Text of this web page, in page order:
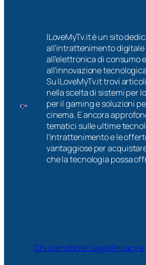
ILoveMyTv.it è un sito
all’intrattenimento
all’elettronica di consumo e
all’innovazione
Su ILoveMyTv.it trovi
nella scelta di sistemi per
per il gaming e soluzioni
cinema. E ancora
tematici sulle ultime
l’intrattenimento e le
vantaggiose per
che la tecnologia possa
Chi siamoNote LegaliPrivacy